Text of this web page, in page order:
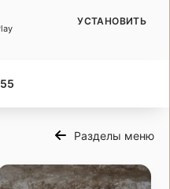
Разделы меню
УСТАНОВИТЬ